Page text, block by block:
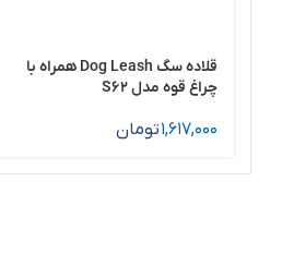
قلاده سگ Dog Leash همراه با
چراغ قوه مدل S62
1,617,000تومان